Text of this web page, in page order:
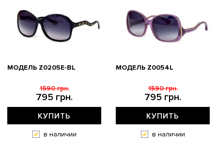
МОДЕЛЬ Z0205E-BL
795 грн.
1590 грн.
КУПИТЬ
в наличии
МОДЕЛЬ Z0054L
795 грн.
1590 грн.
КУПИТЬ
в наличии